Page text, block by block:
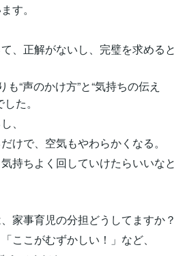
す。
、正解がないし、完璧を求めると
も“声のかけ方”と“気持ちの伝え
た。
、
けで、空気もやわらかくなる。
持ちよく回していけたらいいなと
家事育児の分担どうしてますか？
ここがむずかしい！」など、